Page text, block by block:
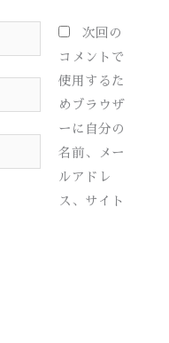
次回の
コメントで
使用するた
めブラウザ
ーに自分の
名前、メー
ルアドレ
ス、サイト